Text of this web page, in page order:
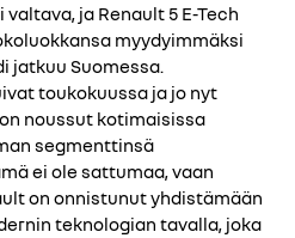
ja Renault 5 E-Tech
myydyimmäksi
jatkuu Suomessa.
toukokuussa ja jo nyt
noussut kotimaisissa
segmenttinsä
ei ole sattumaa, vaan
on onnistunut yhdistämään
teknologian tavalla, joka